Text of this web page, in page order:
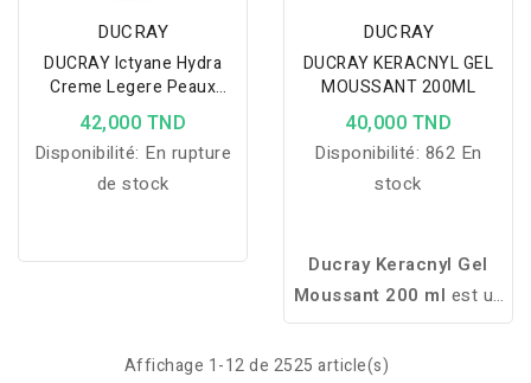
DUCRAY
DUCRAY Ictyane Hydra
Creme Legere Peaux
Normales A Seches
42,000 TND
Disponibilité: En rupture
de stock
DUCRAY
DUCRAY KERACNYL GEL
MOUSSANT 200ML
40,000 TND
Disponibilité: 862 En
stock
Ducray Keracnyl Gel
Moussant 200 ml est un
nettoyant sans savon
enrichi en Myrtacine. Il
Affichage 1-12 de 2525 article(s)